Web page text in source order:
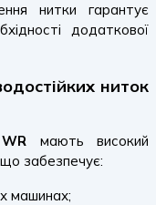
нитки гарантує
додаткової
ниток
мають високий
забезпечує:
машинах;